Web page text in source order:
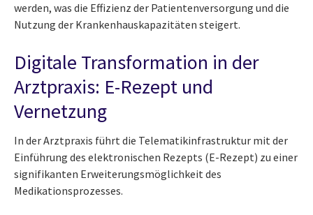
werden, was die Effizienz der Patientenversorgung und die
Nutzung der Krankenhauskapazitäten steigert.
Digitale Transformation in der
Arztpraxis: E-Rezept und
Vernetzung
In der Arztpraxis führt die Telematikinfrastruktur mit der
Einführung des elektronischen Rezepts (E-Rezept) zu einer
signifikanten Erweiterungsmöglichkeit des
Medikationsprozesses.